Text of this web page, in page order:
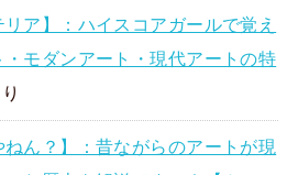
リア】：ハイスコアガールで覚え
モダンアート・現代アートの特
ねん？】：昔ながらのアートが現